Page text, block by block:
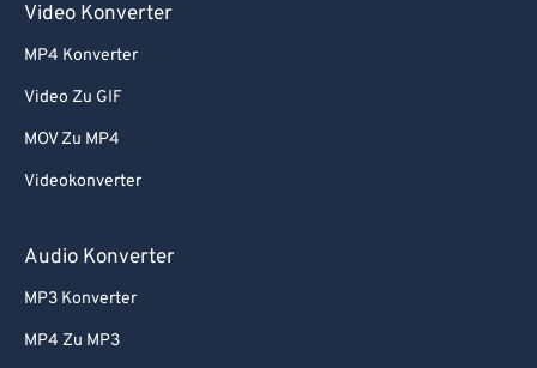
Video Konverter
MP4 Konverter
Video Zu GIF
MOV Zu MP4
Videokonverter
Audio Konverter
MP3 Konverter
MP4 Zu MP3